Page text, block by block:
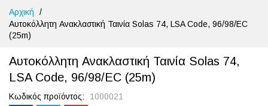
Μετάβαση
στο
περιεχόμενο
Αρχική
Αυτοκόλλητη Ανακλαστική Ταινία Solas 74, LSA Code, 96/98/EC
(25m)
Αυτοκόλλητη Ανακλαστική Ταινία Solas 74,
LSA Code, 96/98/EC (25m)
Κωδικός προϊόντος 1000021